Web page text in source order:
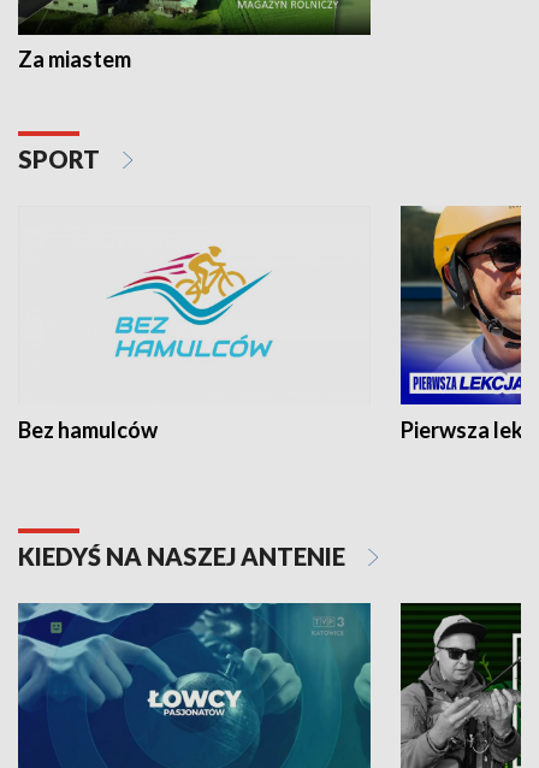
Za miastem
SPORT
Bez hamulców Pierwsza
KIEDYŚ NA NASZEJ ANTENIE